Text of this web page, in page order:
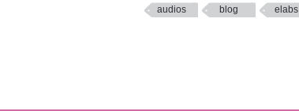
audios blog elabs